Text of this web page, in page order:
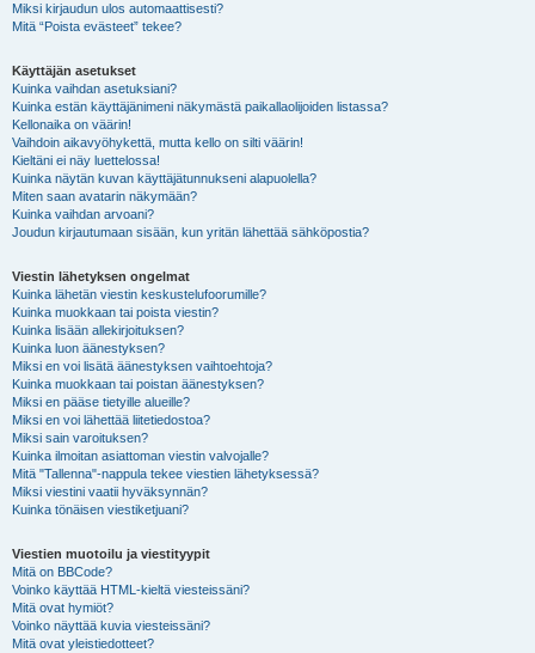
Miksi kirjaudun ulos automaattisesti?
Mitä “Poista evästeet” tekee?
Käyttäjän asetukset
Kuinka vaihdan asetuksiani?
Kuinka estän käyttäjänimeni näkymästä paikallaolijoiden listassa?
Kellonaika on väärin!
Vaihdoin aikavyöhykettä, mutta kello on silti väärin!
Kieltäni ei näy luettelossa!
Kuinka näytän kuvan käyttäjätunnukseni alapuolella?
Miten saan avatarin näkymään?
Kuinka vaihdan arvoani?
Joudun kirjautumaan sisään, kun yritän lähettää sähköpostia?
Viestin lähetyksen ongelmat
Kuinka lähetän viestin keskustelufoorumille?
Kuinka muokkaan tai poista viestin?
Kuinka lisään allekirjoituksen?
Kuinka luon äänestyksen?
Miksi en voi lisätä äänestyksen vaihtoehtoja?
Kuinka muokkaan tai poistan äänestyksen?
Miksi en pääse tietyille alueille?
Miksi en voi lähettää liitetiedostoa?
Miksi sain varoituksen?
Kuinka ilmoitan asiattoman viestin valvojalle?
Mitä "Tallenna"-nappula tekee viestien lähetyksessä?
Miksi viestini vaatii hyväksynnän?
Kuinka tönäisen viestiketjuani?
Viestien muotoilu ja viestityypit
Mitä on BBCode?
Voinko käyttää HTML-kieltä viesteissäni?
Mitä ovat hymiöt?
Voinko näyttää kuvia viesteissäni?
Mitä ovat yleistiedotteet?